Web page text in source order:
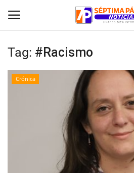
Inicio
Tag: #Racismo
Crónica